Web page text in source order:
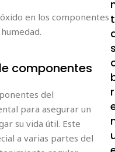
en los componentes
componentes
del
para asegurar un
su vida útil. Este
a varias partes del
t
r